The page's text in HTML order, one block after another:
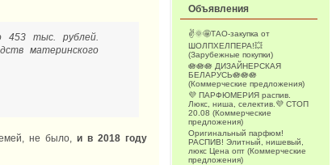
453 тыс. рублей.
материнского
не было, и в 2018 году
Объявления
✌️🌞🤩ТАО-закупка от
ШОЛПХЕЛПЕРА!💥
(Зарубежные покупки)
🪷🪷🪷 ДИЗАЙНЕРСКАЯ
БЕЛАРУСЬ🪷🪷🪷
(Коммерческие предложения)
💜 ПАРФЮМЕРИЯ распив.
Люкс, ниша, селектив.💜 СТОП
20.08 (Коммерческие
предложения)
Оригинальный парфюм!
РАСПИВ! Элитный, нишевый,
люкс Цена опт (Коммерческие
предложения)